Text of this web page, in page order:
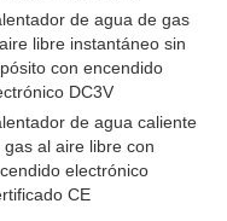
de agua de gas
libre instantáneo sin
con encendido
DC3V
de agua caliente
gas al aire libre con
electrónico
CE